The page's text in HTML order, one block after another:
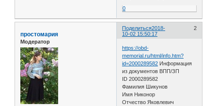
0
Поделиться 2
2018-
10-02 15:50:17
простомария
Модератор
https://obd-
memorial.ru/html/info.htm?
id=2000289582 Информация
из документов ВПП/ЗП
ID 2000289582
Фамилия Шикунов
Имя Никонор
Отчество Яковлевич